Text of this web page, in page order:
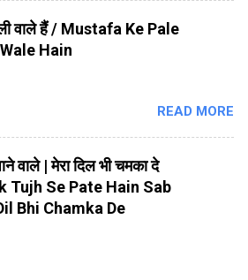
वाले हैं / Mustafa Ke Pale
Hain
READ MORE
वाले | मेरा दिल भी चमका दे
Tujh Se Pate Hain Sab
Bhi Chamka De